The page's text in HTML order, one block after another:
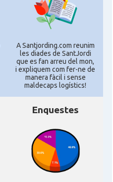
A Santjording.com reunim
les diades de SantJordi
que es fan arreu del mon,
i expliquem com fer-ne de
manera fàcil i sense
maldecaps logí­stics!
Enquestes